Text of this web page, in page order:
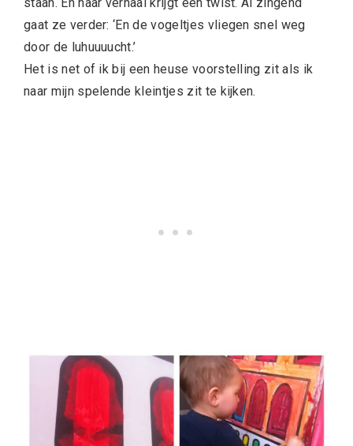
gaat ze verder: ‘En de vogeltjes vliegen snel weg
door de luhuuuucht.’
Het is net of ik bij een heuse voorstelling zit als ik
naar mijn spelende kleintjes zit te kijken.